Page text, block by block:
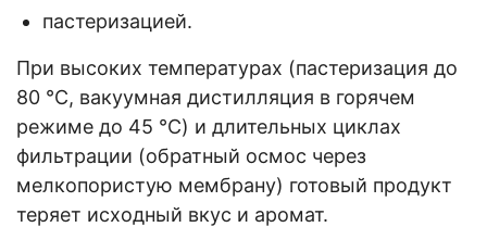
пастеризацией.
При высоких температурах (пастеризация до
80 °C, вакуумная дистилляция в горячем
режиме до 45 °C) и длительных циклах
фильтрации (обратный осмос через
мелкопористую мембрану) готовый продукт
теряет исходный вкус и аромат.